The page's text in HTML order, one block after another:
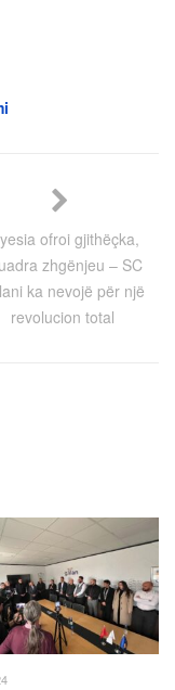
ofroi gjithëçka,
zhgënjeu – SC
ka nevojë për një
revolucion total